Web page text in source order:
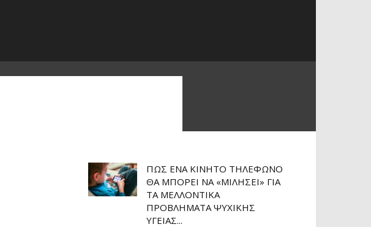
ΠΏΣ ΈΝΑ ΚΙΝΗΤΌ ΤΗΛΈΦΩΝΟ
ΘΑ ΜΠΟΡΕΊ ΝΑ «ΜΙΛΉΣΕΙ» ΓΙΑ
ΤΑ ΜΕΛΛΟΝΤΙΚΆ
ΠΡΟΒΛΉΜΑΤΑ ΨΥΧΙΚΉΣ
ΥΓΕΊΑΣ...